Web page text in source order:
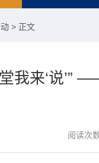
> 正文
我来‘说’”
阅读次